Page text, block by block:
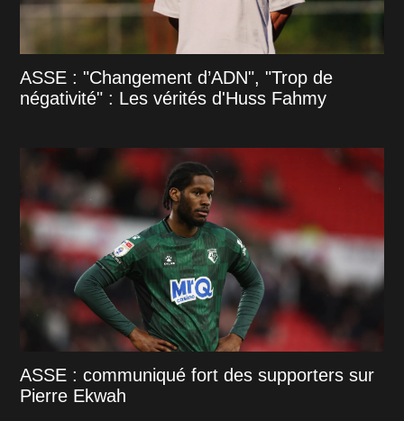
ASSE : "Changement d’ADN", "Trop de
négativité" : Les vérités d'Huss Fahmy
ASSE : communiqué fort des supporters sur
Pierre Ekwah